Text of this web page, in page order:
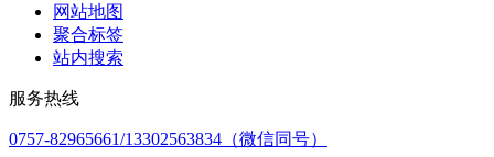
网站地图
聚合标签
站内搜索
服务热线
0757-82965661/13302563834（微信同号）